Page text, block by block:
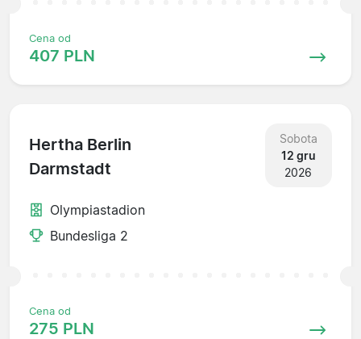
Cena od
407 PLN
Hertha Berlin
Darmstadt
Sobota
12 gru
2026
Olympiastadion
Bundesliga 2
Cena od
275 PLN